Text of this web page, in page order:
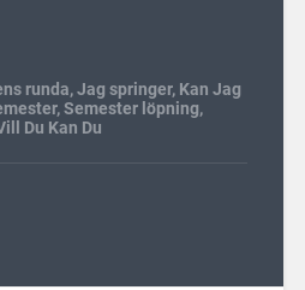
runda,Jag springer, Kan Jag
,Semester löpning,
Du Kan Du